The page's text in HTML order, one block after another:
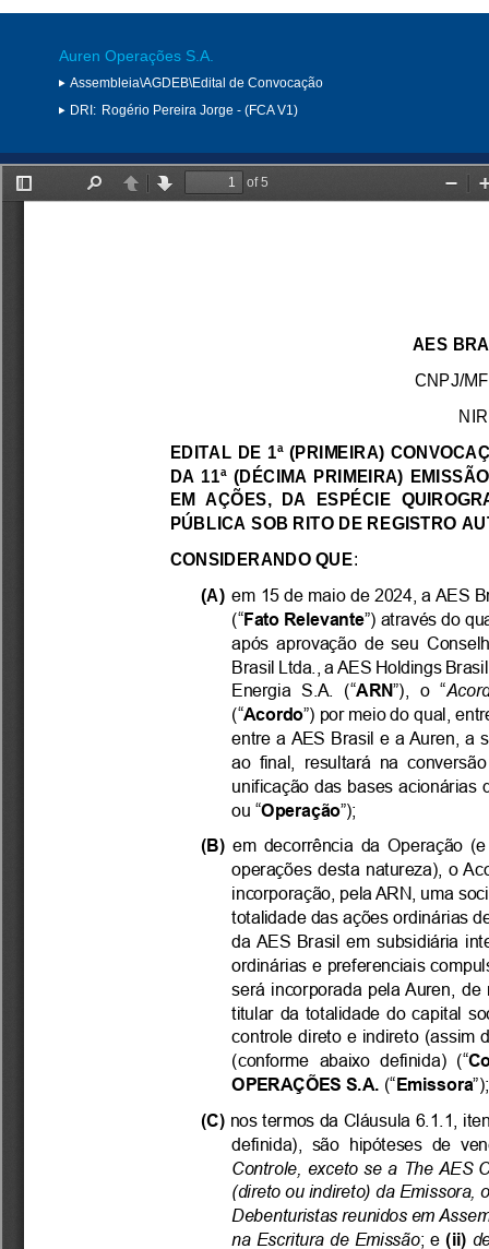
Auren Operações S.A.
Assembleia\AGDEB\Edital de Convocação
DRI: Rogério Pereira Jorge - (FCA V1)